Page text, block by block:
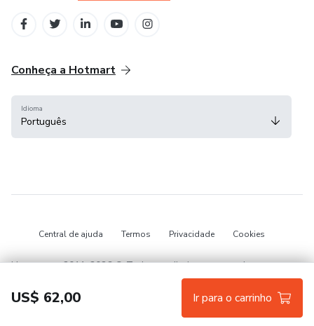
US$ 62,00 Ir para o carrinho
Conheça a Hotmart
Idioma
Português
Central de ajuda Termos Privacidade Cookies
Hotmart — 2011-2026 © Todos os direitos reservados.